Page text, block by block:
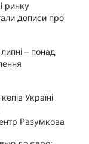
ринку
дописи про
– понад
Україні
Разумкова